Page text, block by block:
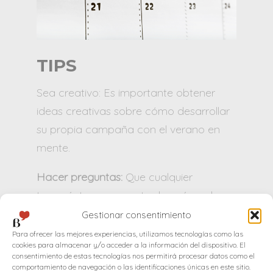
Gestionar consentimiento
Para ofrecer las mejores experiencias, utilizamos tecnologías como las
cookies para almacenar y/o acceder a la información del dispositivo. El
consentimiento de estas tecnologías nos permitirá procesar datos como el
comportamiento de navegación o las identificaciones únicas en este sitio.
TIPS
Sea creativo: Es importante obtener
ideas creativas sobre cómo desarrollar
su propia campaña con el verano en
mente.
Hacer preguntas: Que cualquier
transeúnte se pregunte de qué es el
anuncio y quién lo creó.
Diseño gráfico:Puede obtener algo
nuevo cada vez que lo mira. A través de